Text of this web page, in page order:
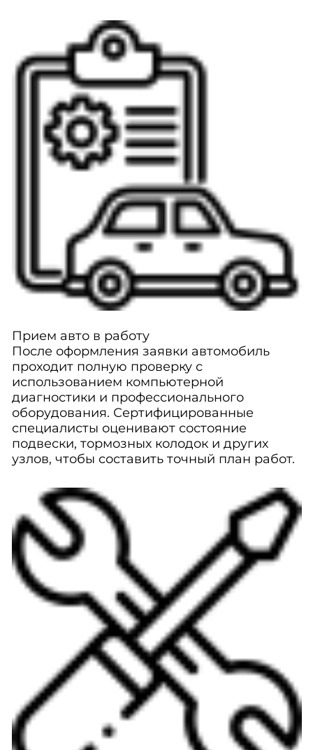
Прием авто в работу
После оформления заявки автомобиль
проходит полную проверку с
использованием компьютерной
диагностики и профессионального
оборудования. Сертифицированные
специалисты оценивают состояние
подвески, тормозных колодок и других
узлов, чтобы составить точный план работ.